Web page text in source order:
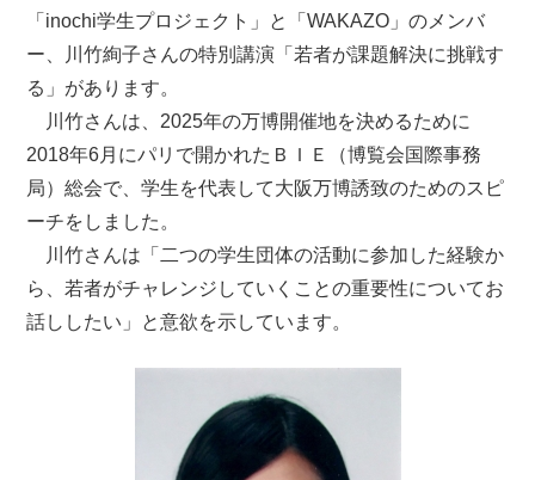
「inochi学生プロジェクト」と「WAKAZO」のメンバ
ー、川竹絢子さんの特別講演「若者が課題解決に挑戦す
る」があります。
川竹さんは、2025年の万博開催地を決めるために
2018年6月にパリで開かれたＢＩＥ（博覧会国際事務
局）総会で、学生を代表して大阪万博誘致のためのスピ
ーチをしました。
川竹さんは「二つの学生団体の活動に参加した経験か
ら、若者がチャレンジしていくことの重要性についてお
話ししたい」と意欲を示しています。